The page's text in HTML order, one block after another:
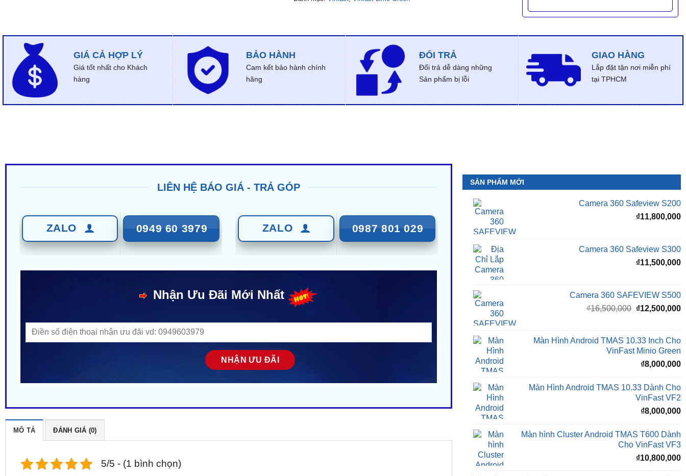
GIÁ CẢ HỢP LÝ
Giá tốt nhất cho Khách
hàng
BẢO HÀNH
Cam kết bảo hành chính
hãng
ĐỔI TRẢ
Đổi trả dễ dàng những
Sản phẩm bị lỗi
GIAO HÀNG
Lắp đặt tận nơi miễn phí
tại TPHCM
LIÊN HỆ BÁO GIÁ - TRẢ GÓP
ZALO 0949 60 3979 ZALO 0987 801 029
Nhận Ưu Đãi Mới Nhất
MÔ TẢ ĐÁNH GIÁ (0)
5/5 - (1 bình chọn)
SẢN PHẨM MỚI
Camera 360 Safeview S200
₫11,800,000
Camera 360 Safeview S300
₫11,500,000
Camera 360 SAFEVIEW S500
₫16,500,000 Giá
₫16,500,000.
₫12,500,000
Màn Hình Android TMAS 10.33 Inch Cho
VinFast Minio Green
₫8,000,000
Màn Hình Android TMAS 10.33 Dành Cho
VinFast VF2
₫8,000,000
Màn hình Cluster Android TMAS T600 Dành
Cho VinFast VF3
₫10,800,000